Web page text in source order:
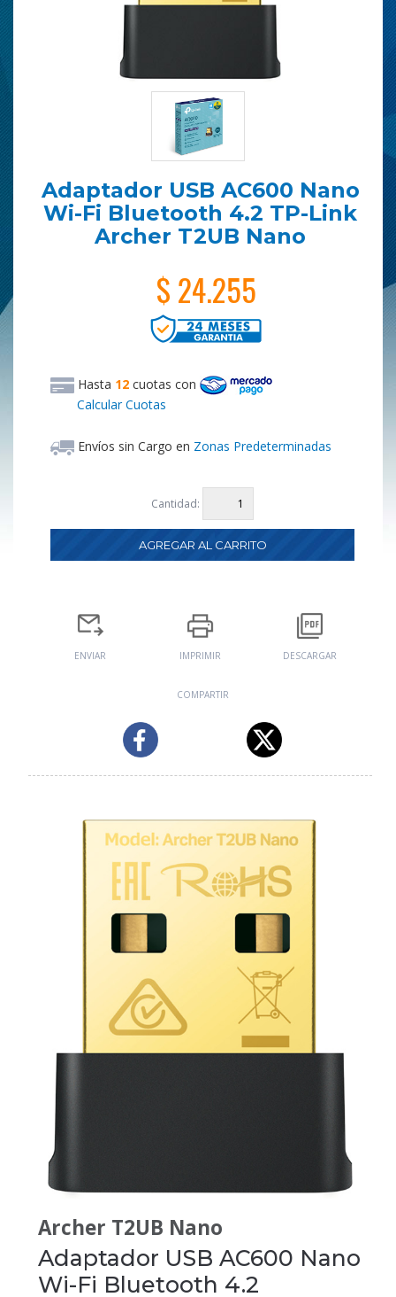
Adaptador USB AC600 Nano
Wi-Fi Bluetooth 4.2 TP-Link
Archer T2UB Nano
$ 24.255
Hasta 12 cuotas con
Calcular Cuotas
Envíos sin Cargo en Zonas Predeterminadas
Cantidad:
ENVIAR IMPRIMIR DESCARGAR
COMPARTIR
Archer T2UB Nano
Adaptador USB AC600 Nano
Wi-Fi Bluetooth 4.2